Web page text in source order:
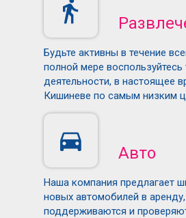
Будьте активны в течение
полной мере воспользуйтесь
деятельности, в настоящее
Кишиневе по самым низким
Авто
Наша компания предлагает
новых автомобилей в
поддерживаются и